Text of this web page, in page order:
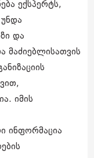
ექსპერტს,
და
მაძიებლისათვის
იმის
ინფორმაცია